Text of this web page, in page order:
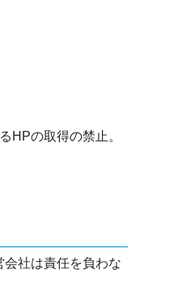
HPの取得の禁止。
会社は責任を負わな